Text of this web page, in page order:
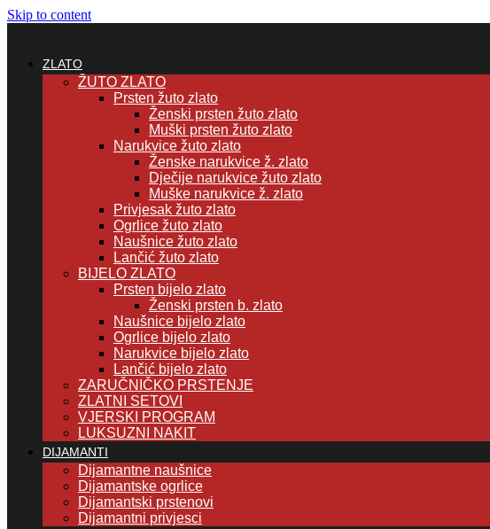
Skip to content
ZLATO
ŽUTO ZLATO
Prsten žuto zlato
Ženski prsten žuto zlato
Muški prsten žuto zlato
Narukvice žuto zlato
Ženske narukvice ž. zlato
Dječije narukvice žuto zlato
Muške narukvice ž. zlato
Privjesak žuto zlato
Ogrlice žuto zlato
Naušnice žuto zlato
Lančić žuto zlato
BIJELO ZLATO
Prsten bijelo zlato
Ženski prsten b. zlato
Naušnice bijelo zlato
Ogrlice bijelo zlato
Narukvice bijelo zlato
Lančić bijelo zlato
ZARUČNIČKO PRSTENJE
ZLATNI SETOVI
VJERSKI PROGRAM
LUKSUZNI NAKIT
DIJAMANTI
Dijamantne naušnice
Dijamantske ogrlice
Dijamantski prstenovi
Dijamantni privjesci